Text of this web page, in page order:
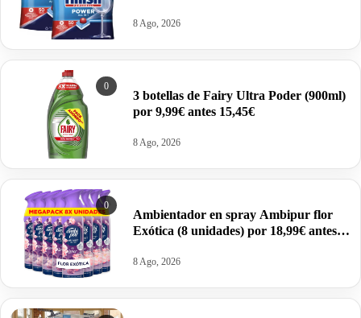
8 Ago, 2026
0
3 botellas de Fairy Ultra Poder (900ml)
por 9,99€ antes 15,45€
8 Ago, 2026
0
Ambientador en spray Ambipur flor
Exótica (8 unidades) por 18,99€ antes
8 Ago, 2026